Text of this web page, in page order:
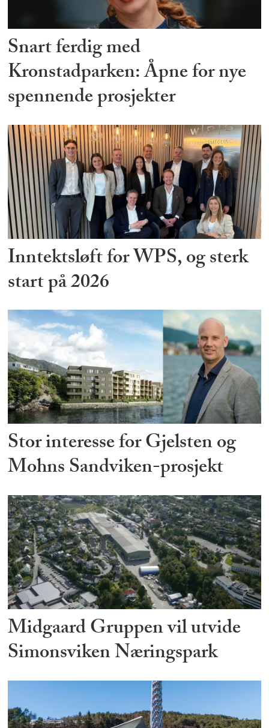
Snart ferdig med
Kronstadparken: Åpne for nye
spennende prosjekter
Inntektsløft for WPS, og sterk
start på 2026
Stor interesse for Gjelsten og
Mohns Sandviken-prosjekt
Midgaard Gruppen vil utvide
Simonsviken Næringspark